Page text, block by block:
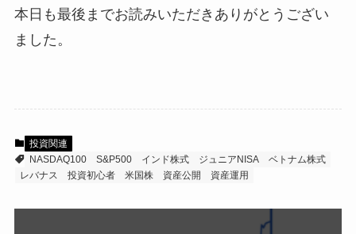
本日も最後までお読みいただきありがとうござい
ました。
投資関連
NASDAQ100
S&P500 インド株式 ジュニアNISA
ベトナム株式
レバナス
投資初心者 米国株 資産公開 資産運用